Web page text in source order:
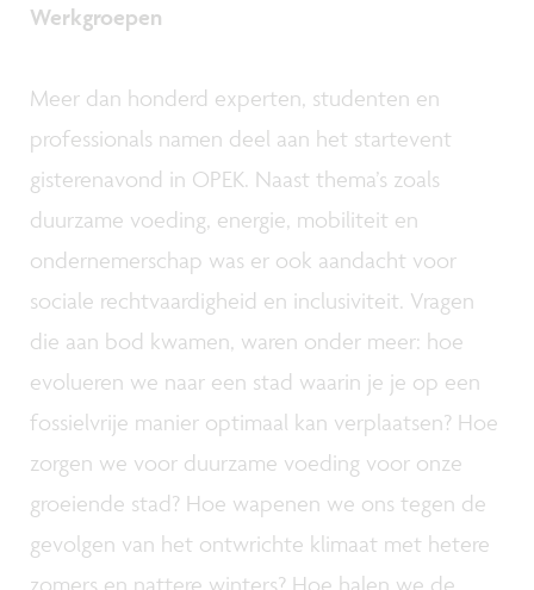
Werkgroepen
Meer dan honderd experten, studenten en
professionals namen deel aan het startevent
gisterenavond in OPEK. Naast thema’s zoals
duurzame voeding, energie, mobiliteit en
ondernemerschap was er ook aandacht voor
sociale rechtvaardigheid en inclusiviteit. Vragen
die aan bod kwamen, waren onder meer: hoe
evolueren we naar een stad waarin je je op een
fossielvrije manier optimaal kan verplaatsen? Hoe
zorgen we voor duurzame voeding voor onze
groeiende stad? Hoe wapenen we ons tegen de
gevolgen van het ontwrichte klimaat met hetere
zomers en nattere winters? Hoe halen we de